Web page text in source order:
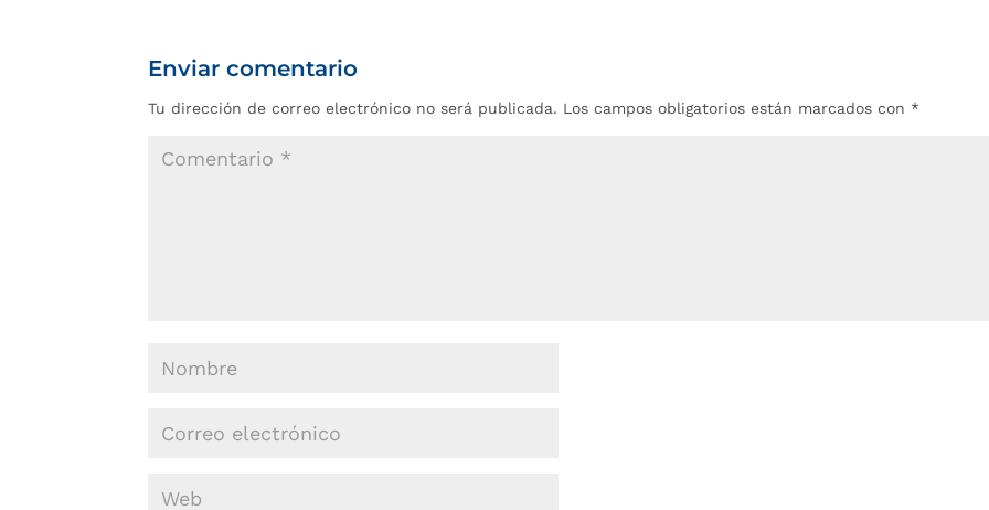
Enviar comentario
Tu dirección de correo electrónico no será publicada. Los campos obligatorios están marcados con *